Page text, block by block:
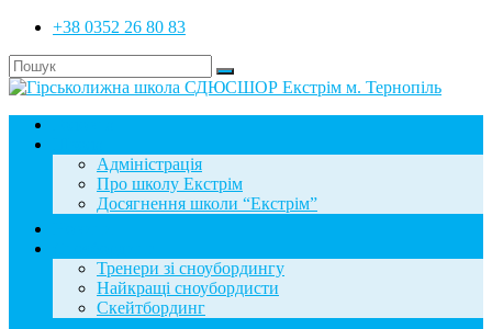
+38 0352 26 80 83
Адміністрація
Про школу Екстрім
Досягнення школи “Екстрім”
Тренери зі сноубордингу
Найкращі сноубордисти
Скейтбординг